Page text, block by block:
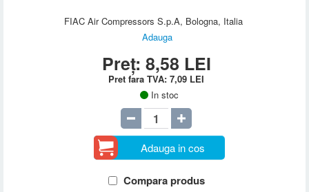
FIAC Air Compressors S.p.A, Bologna, Italia
Adauga
Preț: 8,58 LEI
Pret fara TVA:7,09 LEI
In stoc
Adauga in cos
Compara produs